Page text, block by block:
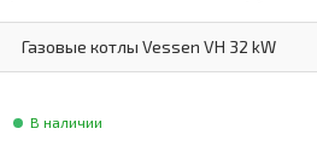
Газовые котлы Vessen VH 32 kW
В наличии